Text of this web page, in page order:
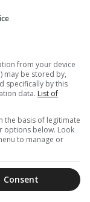
from your device
may be stored by,
specifically by this
data. List of
the basis of legitimate
options below. Look
to manage or
Consent